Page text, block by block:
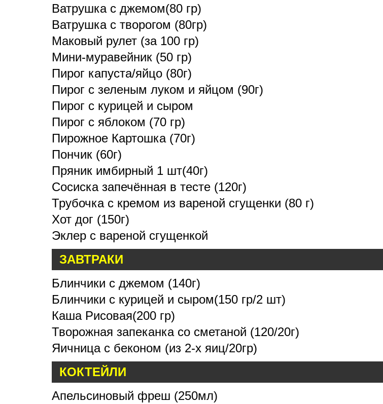
Ватрушка с джемом(80 гр)
Ватрушка с творогом (80гр)
Маковый рулет (за 100 гр)
Мини-муравейник (50 гр)
Пирог капуста/яйцо (80г)
Пирог с зеленым луком и яйцом (90г)
Пирог с курицей и сыром
Пирог с яблоком (70 гр)
Пирожное Картошка (70г)
Пончик (60г)
Пряник имбирный 1 шт(40г)
Сосиска запечённая в тесте (120г)
Трубочка с кремом из вареной сгущенки (80 г)
Хот дог (150г)
Эклер с вареной сгущенкой
ЗАВТРАКИ
Блинчики с джемом (140г)
Блинчики с курицей и сыром(150 гр/2 шт)
Каша Рисовая(200 гр)
Творожная запеканка со сметаной (120/20г)
Яичница с беконом (из 2-х яиц/20гр)
КОКТЕЙЛИ
Апельсиновый фреш (250мл)